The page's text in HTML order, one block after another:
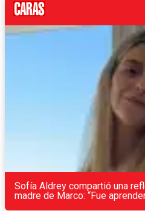
Sofía Aldrey compartió una
madre de Marco: “Fue